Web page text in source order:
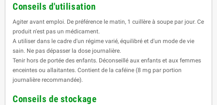
Conseils d'utilisation
Agiter avant emploi. De préférence le matin, 1 cuillère à soupe par jour. Ce
produit n'est pas un médicament.
A utiliser dans le cadre d'un régime varié, équilibré et d'un mode de vie
sain. Ne pas dépasser la dose journalière.
Tenir hors de portée des enfants. Déconseillé aux enfants et aux femmes
enceintes ou allaitantes. Contient de la caféine (8 mg par portion
journalière recommandée).
Conseils de stockage